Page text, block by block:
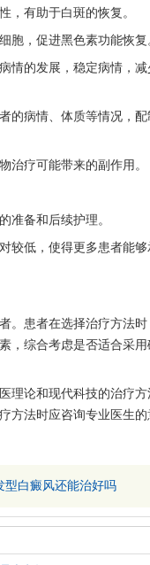
有助于白斑的恢复。
，促进黑色素功能恢复
的发展，稳定病情，减
病情、体质等情况，配
疗可能带来的副作用。
备和后续护理。
低，使得更多患者能够
患者在选择治疗方法时
，综合考虑是否适合采
理论和现代科技的治疗
方法时应咨询专业医生
型白癜风还能治好吗